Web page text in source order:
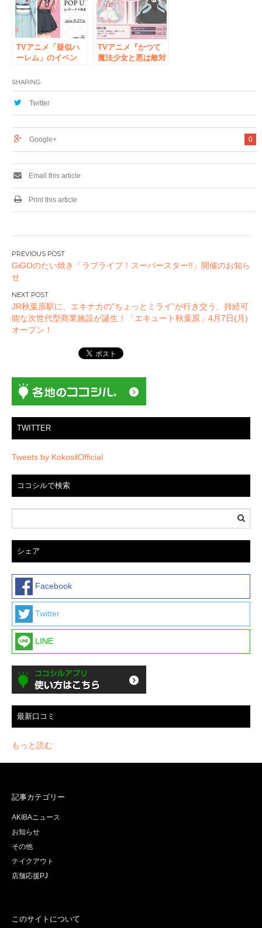
麗な猫猫と壬氏の描
き下ろしイラストは
要チェック
TVアニメ「疑似ハ
ーレム」のイベン
似ハーレム」POP
UP SHOP in ボーク
ス秋葉原ホビー天国
TVアニメ『かつて
魔法少女と悪は敵対
『かつて魔法少女と
SHARING
Twitter
0
Google+
Email this article
Print this article
投
稿
ナ
ビ
ゲ
ー
ン
GiGOのたい焼き「ラブライブ！スーパースター!!」開催のお知ら
せ
JR秋葉原駅に、エキナカの”ちょっとミライ”が行き交う、持続可
能な次世代型商業施設が誕生！「エキュート秋葉原」4月7日(月)
オープン！
TWITTER
Tweets by KokosilOfficial
ココシルで検索
シェア
Facebook
Twitter
LINE
最新口コミ
もっと読む
記事カテゴリー
AKIBAニュース
お知らせ
その他
テイクアウト
店舗応援PJ
このサイトについて